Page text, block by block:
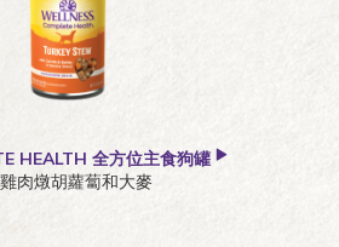
HEALTH 全方位主食狗罐
肉燉胡蘿蔔和大麥